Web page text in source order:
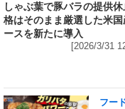
しゃぶ葉で豚バラの提供
格はそのまま厳選した米国
ースを新たに導入
[2026/3/31
フー